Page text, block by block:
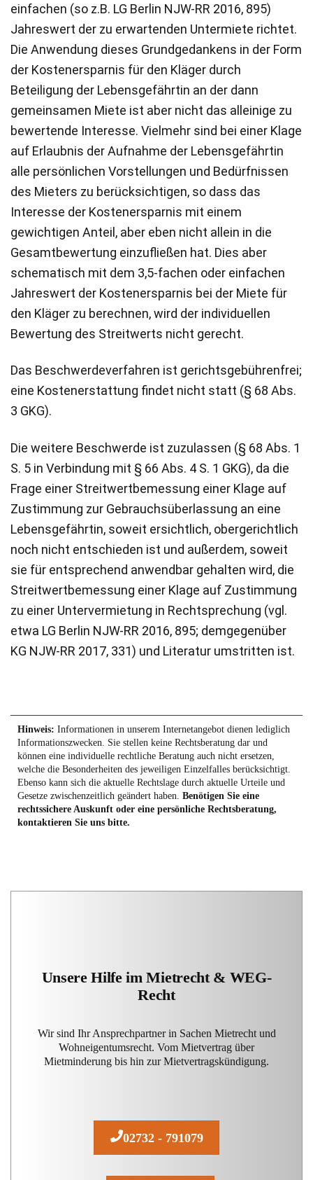
einfachen (so z.B. LG Berlin NJW-RR 2016, 895)
Jahreswert der zu erwartenden Untermiete richtet.
Die Anwendung dieses Grundgedankens in der Form
der Kostenersparnis für den Kläger durch
Beteiligung der Lebensgefährtin an der dann
gemeinsamen Miete ist aber nicht das alleinige zu
bewertende Interesse. Vielmehr sind bei einer Klage
auf Erlaubnis der Aufnahme der Lebensgefährtin
alle persönlichen Vorstellungen und Bedürfnissen
des Mieters zu berücksichtigen, so dass das
Interesse der Kostenersparnis mit einem
gewichtigen Anteil, aber eben nicht allein in die
Gesamtbewertung einzufließen hat. Dies aber
schematisch mit dem 3,5-fachen oder einfachen
Jahreswert der Kostenersparnis bei der Miete für
den Kläger zu berechnen, wird der individuellen
Bewertung des Streitwerts nicht gerecht.
Das Beschwerdeverfahren ist gerichtsgebührenfrei;
eine Kostenerstattung findet nicht statt (§ 68 Abs.
3 GKG).
Die weitere Beschwerde ist zuzulassen (§ 68 Abs. 1
S. 5 in Verbindung mit § 66 Abs. 4 S. 1 GKG), da die
Frage einer Streitwertbemessung einer Klage auf
Zustimmung zur Gebrauchsüberlassung an eine
Lebensgefährtin, soweit ersichtlich, obergerichtlich
noch nicht entschieden ist und außerdem, soweit
sie für entsprechend anwendbar gehalten wird, die
Streitwertbemessung einer Klage auf Zustimmung
zu einer Untervermietung in Rechtsprechung (vgl.
etwa LG Berlin NJW-RR 2016, 895; demgegenüber
KG NJW-RR 2017, 331) und Literatur umstritten ist.
Hinweis: Informationen in unserem Internetangebot dienen lediglich
Informationszwecken. Sie stellen keine Rechtsberatung dar und
können eine individuelle rechtliche Beratung auch nicht ersetzen,
welche die Besonderheiten des jeweiligen Einzelfalles berücksichtigt.
Ebenso kann sich die aktuelle Rechtslage durch aktuelle Urteile und
Gesetze zwischenzeitlich geändert haben. Benötigen Sie eine
rechtssichere Auskunft oder eine persönliche Rechtsberatung,
kontaktieren Sie uns bitte.
Unsere Hilfe im Mietrecht & WEG-
Recht
Wir sind Ihr Ansprechpartner in Sachen Mietrecht und
Wohneigentumsrecht. Vom Mietvertrag über
Mietminderung bis hin zur Mietvertragskündigung.
02732 - 791079